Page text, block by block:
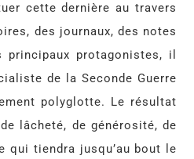
cette dernière au travers
des journaux, des notes
protagonistes, il
de la Seconde Guerre
polyglotte. Le résultat
lâcheté, de générosité, de
qui tiendra jusqu’au bout le